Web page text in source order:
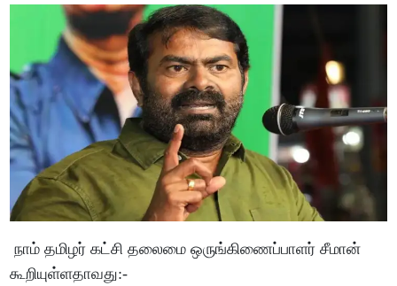
நாம் தமிழர் கட்சி தலைமை ஒருங்கிணைப்பாளர் சீமான்
கூறியுள்ளதாவது:-